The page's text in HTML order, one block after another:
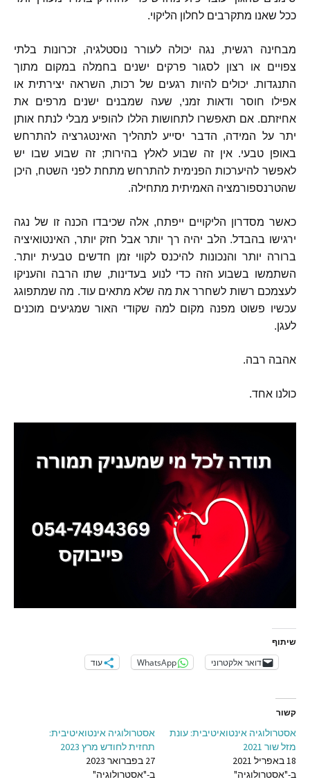
ככל שאנו מתקרבים לחלון הליקוי.
מבחינה רגשית, נגה יכולה לעורר נוסטלגיה, זכרונות בלתי
צפויים או רצון לסגור פרקים ישנים בחמלה במקום מתוך
התנגדות. יכולים להיות רגעים של רכות, השראה יצירתית או
אפילו חוסר ודאות זמני, שעה שמבנים ישנים מרפים את
אחיזתם.אם תאפשרו לתחושות הללו להופיע מבלי לנתח אותן
יתר על המידה, הדבר יסייע לתהליך האינטגרציה להתרחש
באופן טבעי.אין זה שבוע לאלץ בהירות; זה שבוע שבו יש
לאפשר להיערכות הפנימית להתרחש מתחת לפני השטח, היכן
שהטרנספורמציה האמיתית מתחילה.
כאשר מסדרון הליקויים ייפתח, אלה שכיבדו הכנה זו של נגה
ירגישו בהבדל. הלב יהיה רך יותר אבל חזק יותר, האינטואיציה
ברורה יותר והנכונות להיכנס לקווי זמן חדשים טבעית יותר.
השתמשו בשבוע הזה כדי לנוע בעדינות, שתו הרבה והעניקו
לעצמכם רשות לשחרר את מה שלא מתאים עוד. מה שמתפוגג
עכשיו פשוט מפנה מקום למה שקודי האור שמגיעים מוכנים
לעגן.
אהבה רבה.
כולנו אחד.
שיתוף
דואר אלקטרוני WhatsApp עוד
קשור
אסטרולוגיה אינטואיטיבית: עונת
מזל שור 2021
18 באפריל 2021
ב-"אסטרולוגיה"
אסטרולוגיה אינטואיטיבית:
תחזית לחודש מרץ 2023
27 בפברואר 2023
ב-"אסטרולוגיה"